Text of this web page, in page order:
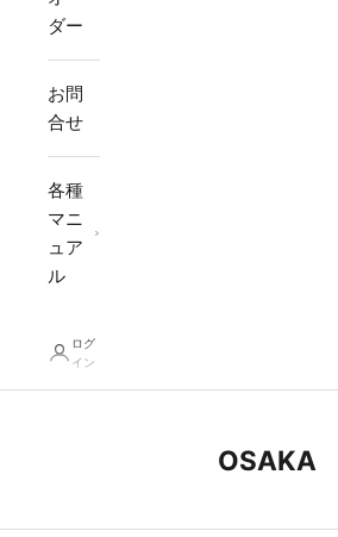
ダー
お問
合せ
各種
マニ
ュア
ル
ログ
イン
OSAKA